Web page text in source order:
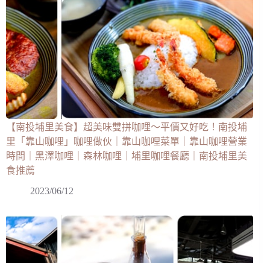
【南投埔里美食】超美味雙拼咖哩～平價又好吃！南投埔
里「靠山咖哩」咖哩做伙｜靠山咖哩菜單｜靠山咖哩營業
時間｜黑澤咖哩｜森林咖哩｜埔里咖哩餐廳｜南投埔里美
食推薦
2023/06/12